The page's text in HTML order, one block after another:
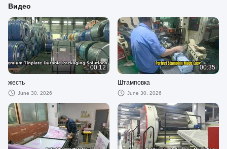
Видео
00:12
жесть
June 30, 2026
00:35
Штамповка
June 30, 2026